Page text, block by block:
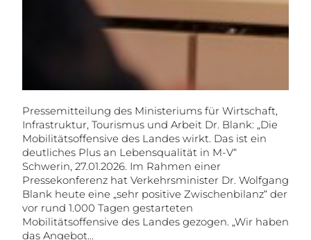
Pressemitteilung des Ministeriums für Wirtschaft,
Infrastruktur, Tourismus und Arbeit Dr. Blank: „Die
Mobilitätsoffensive des Landes wirkt. Das ist ein
deutliches Plus an Lebensqualität in M-V“
Schwerin, 27.01.2026. Im Rahmen einer
Pressekonferenz hat Verkehrsminister Dr. Wolfgang
Blank heute eine „sehr positive Zwischenbilanz“ der
vor rund 1.000 Tagen gestarteten
Mobilitätsoffensive des Landes gezogen. „Wir haben
das Angebot…